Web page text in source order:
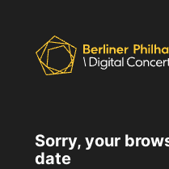
Sorry, your
date